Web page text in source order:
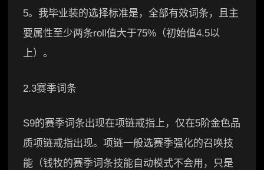
5。我毕业装的选择标准是，全部有效词条，且主
要属性至少两条roll值大于75%（初始值4.5以
上）。
2.3赛季词条
S9的赛季词条出现在项链戒指上，仅在5阶金色品
质项链戒指出现。项链一般选赛季强化的召唤技
能（钱牧的赛季词条技能自动模式不会用，只是